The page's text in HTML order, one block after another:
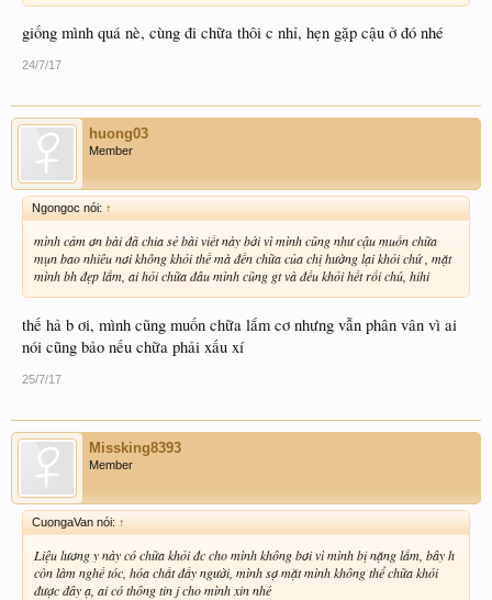
giống mình quá nè, cùng đi chữa thôi c nhỉ, hẹn gặp cậu ở đó nhé
24/7/17
huong03
Member
Ngongoc nói: ↑
mình cảm ơn bài đã chia sẻ bài viết này bởi vì mình cũng như cậu muốn chữa
mụn bao nhiêu nơi không khỏi thế mà đến chữa của chị hường lại khỏi chứ , mặt
mình bh đẹp lắm, ai hỏi chữa đâu mình cũng gt và đều khỏi hết rồi chú, hihi
thế hả b ơi, mình cũng muốn chữa lắm cơ nhưng vẫn phân vân vì ai
nói cũng bảo nếu chữa phải xấu xí
25/7/17
Missking8393
Member
CuongaVan nói: ↑
Liệu lương y này có chữa khỏi đc cho mình không bơi vì mình bị nặng lắm, bây h
còn làm nghề tóc, hóa chất đầy người, mình sợ mặt mình không thể chữa khỏi
được đây ạ, ai có thông tin j cho mình xin nhé